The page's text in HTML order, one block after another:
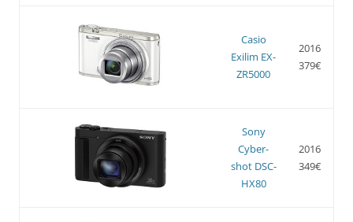
Casio
Exilim EX-
ZR5000
2016
379€
Sony
Cyber-
shot DSC-
HX80
2016
349€